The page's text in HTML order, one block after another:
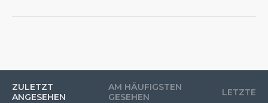
ZULETZT
ANGESEHEN
AM HÄUFIGSTEN
GESEHEN
LETZTE